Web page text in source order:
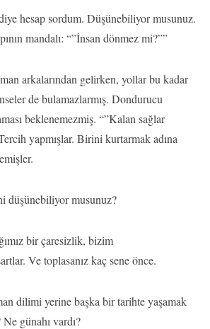
hesap sordum. Düşünebiliyor musunuz.
mandalı: “”İnsan dönmez mi?””
arkalarından gelirken, yollar bu kadar
de bulamazlarmış. Dondurucu
beklenemezmiş. “”Kalan sağlar
yapmışlar. Birini kurtarmak adına
düşünebiliyor musunuz?
bir çaresizlik, bizim
Ve toplasanız kaç sene önce.
dilimi yerine başka bir tarihte yaşamak
günahı vardı?